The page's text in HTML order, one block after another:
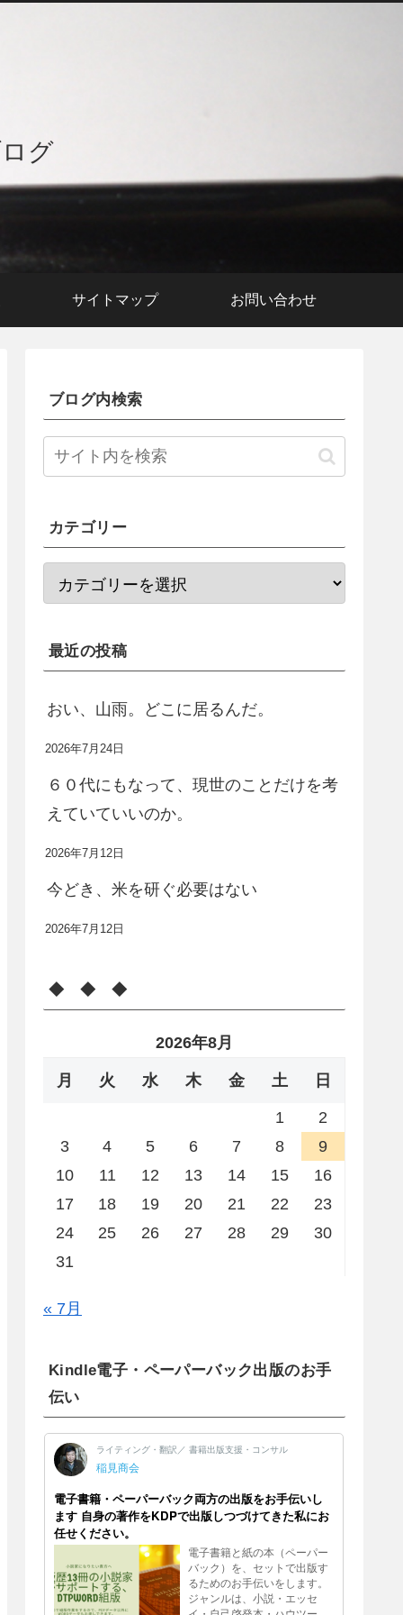
グ
サイトマップ お問い合わせ
ブログ内検索
カテゴリー
最近の投稿
おい、山雨。どこに居るんだ。
2026年7月24日
６０代にもなって、現世のことだけを考
えていていいのか。
2026年7月12日
今どき、米を研ぐ必要はない
2026年7月12日
◆ ◆ ◆
2026年8月
月 火 水 木 金 土 日
1
2
3
4 5 6 7 8
9
10
11 12 13 14 15
16
17
18 19 20 21 22
23
24
25 26 27 28 29
30
31
« 7月
Kindle電子・ペーパーバック出版のお手
伝い